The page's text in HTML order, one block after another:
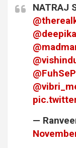
NATRAJ
—